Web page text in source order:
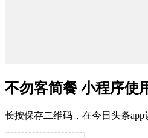
不勿客简餐 小程序使
长按保存二维码，在今日头条app